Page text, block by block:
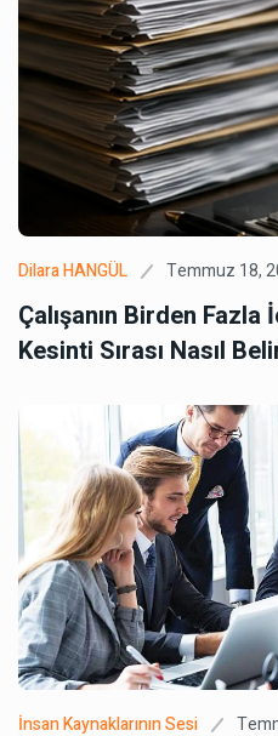
Dilara HANGÜL Temmuz 18,
Çalışanın Birden Fazla
Kesinti Sırası Nasıl
İnsan Kaynaklarının Sesi